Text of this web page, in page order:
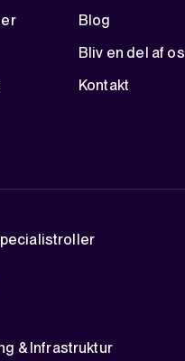
Blog
Bliv en del af os
Kontakt
& Infrastruktur